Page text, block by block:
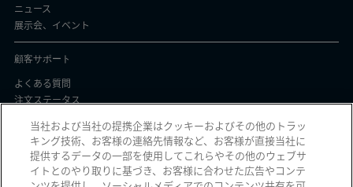
ニュース
展示会、イベント
顧客サポート
よくある質問
注文ステータス
プライバシーと使用
個人情報保護方針
当社および当社の提携企業はクッキーおよびその他のトラッ
キング技術、お客様の連絡先情報など、お客様が直接当社に
提供するデータの一部を使用してこれらやその他のウェブサ
イトとのやり取りに基づき、お客様に合わせた広告やコンテ